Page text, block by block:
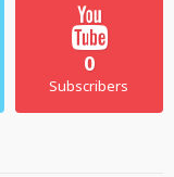
0
Subscribers